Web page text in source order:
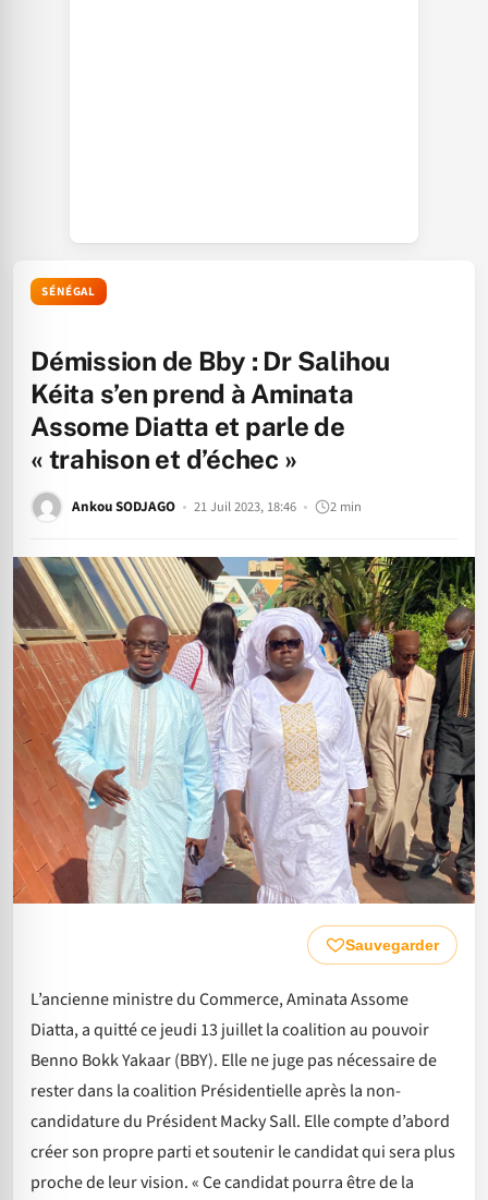
SÉNÉGAL
Démission de Bby : Dr Salihou
Kéita s’en prend à Aminata
Assome Diatta et parle de
« trahison et d’échec »
Ankou SODJAGO 21 Juil 2023, 18:46 2 min
Sauvegarder
L’ancienne ministre du Commerce, Aminata Assome
Diatta, a quitté ce jeudi 13 juillet la coalition au pouvoir
Benno Bokk Yakaar (BBY). Elle ne juge pas nécessaire de
rester dans la coalition Présidentielle après la non-
candidature du Président Macky Sall. Elle compte d’abord
créer son propre parti et soutenir le candidat qui sera plus
proche de leur vision. « Ce candidat pourra être de la